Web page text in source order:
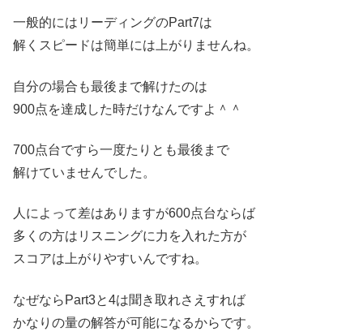
一般的にはリーディングのPart7は
解くスピードは簡単には上がりませんね。
自分の場合も最後まで解けたのは
900点を達成した時だけなんですよ＾＾
700点台ですら一度たりとも最後まで
解けていませんでした。
人によって差はありますが600点台ならば
多くの方はリスニングに力を入れた方が
スコアは上がりやすいんですね。
なぜならPart3と4は聞き取れさえすれば
かなりの量の解答が可能になるからです。